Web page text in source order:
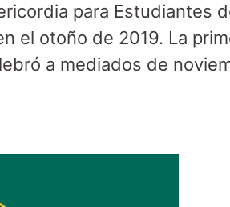
para Estudiantes
el otoño de 2019. La
a mediados de